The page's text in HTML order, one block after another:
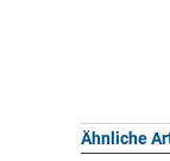
Ähnliche